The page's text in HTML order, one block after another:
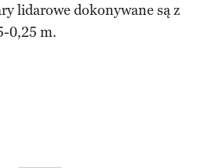
lidarowe dokonywane są z
0,25 m.